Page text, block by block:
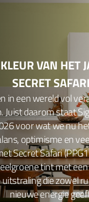
VAN HET
SECRET SAFARI
in een wereld vol
Juist daarom staat
voor wat we nu
optimisme en
Secret Safari
tint met
die zowel
nieuwe energie